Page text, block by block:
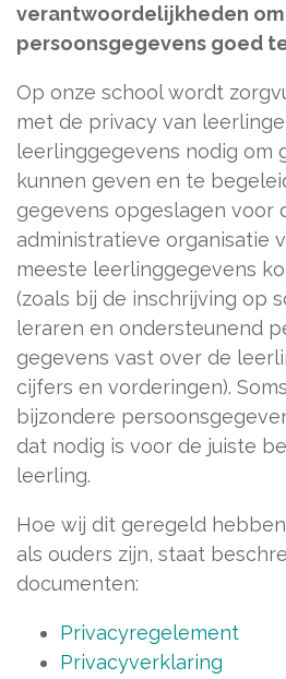
verantwoordelijkheden om
persoonsgegevens goed
Op onze school wordt
met de privacy van
leerlinggegevens nodig om
kunnen geven en te
gegevens opgeslagen voor
administratieve organisatie
meeste leerlinggegevens
(zoals bij de inschrijving op
leraren en ondersteunend
gegevens vast over de
cijfers en vorderingen).
bijzondere
dat nodig is voor de juiste
leerling.
Hoe wij dit geregeld
als ouders zijn, staat
documenten:
Privacyregelement
Privacyverklaring